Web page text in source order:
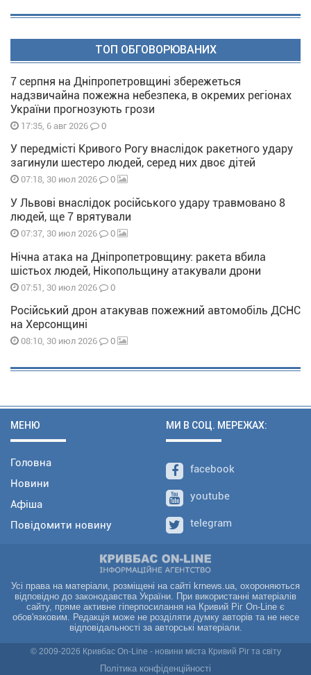
ТОП ОБГОВОРЮВАНИХ
7 серпня на Дніпропетровщині збережеться
надзвичайна пожежна небезпека, в окремих регіонах
України прогнозують грози
17:35, 6 авг 2026 0
У передмісті Кривого Рогу внаслідок ракетного удару
загинули шестеро людей, серед них двоє дітей
07:18, 30 июл 2026 0
У Львові внаслідок російського удару травмовано 8
людей, ще 7 врятували
07:37, 30 июл 2026 0
Нічна атака на Дніпропетровщину: ракета вбила
шістьох людей, Нікопольщину атакували дрони
07:51, 30 июл 2026 0
Російський дрон атакував пожежний автомобіль ДСНС
на Херсонщині
08:10, 30 июл 2026 0
МЕНЮ
Головна
Новини
Афіша
Повідомити новину
МИ В СОЦ. МЕРЕЖАХ:
facebook
youtube
telegram
Усі права на матеріали, розміщені на сайті krnews.ua, охороняються
відповідно до законодавства України. При використанні матеріалів
сайту, пряме активне гіперпосилання на Кривий Ріг On-Line є
обов'язковим. Редакція може не розділяти думку авторів та не несе
відповідальності за авторські матеріали.
© 2009-2026 Кривбас On-Line - новини міста Кривий Ріг та світу
Політика конфіденційності